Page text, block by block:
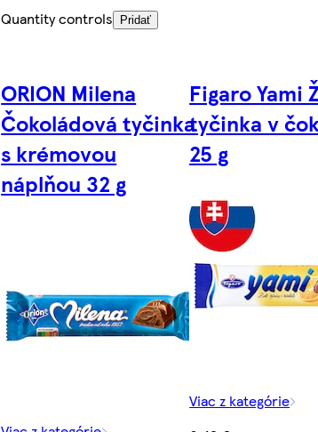
Quantity controls
Pridať
ORION Milena
Čokoládová tyčinka
s krémovou
náplňou 32 g
Figaro Yami
tyčinka v
25 g
Viac z kategórie